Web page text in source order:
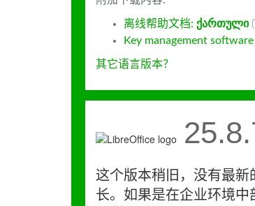
离线帮助文档: ქართული (
Key management software
其它语言版本？
这个版本稍旧，没有最新
长。如果是在企业环境